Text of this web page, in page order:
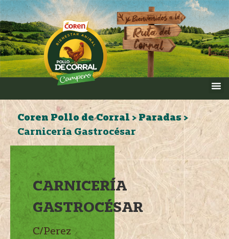
Coren Pollo de Corral>Paradas>
Carnicería Gastrocésar
CARNICERÍA
GASTROCÉSAR
C/Perez